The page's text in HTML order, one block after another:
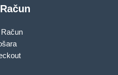
Račun